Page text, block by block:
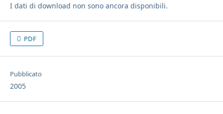
I dati di download non sono ancora disponibili.
PDF
Pubblicato
2005